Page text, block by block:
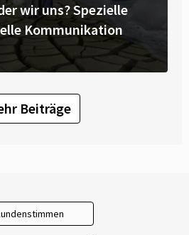
wir uns? Spezielle
Kommunikation
Beiträge